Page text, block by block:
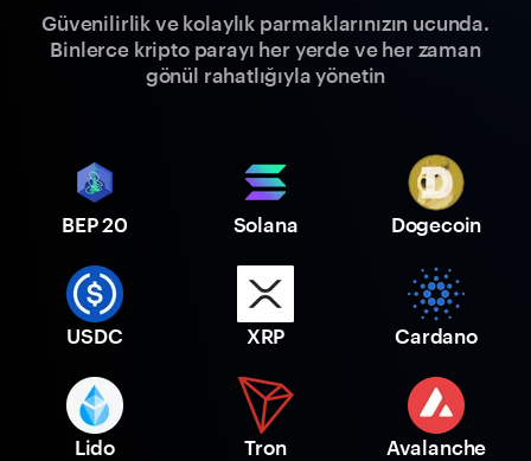
Güvenilirlik ve kolaylık parmaklarınızın ucunda.
Binlerce kripto parayı her yerde ve her zaman
gönül rahatlığıyla yönetin
BEP 20 Solana Dogecoin
USDC XRP Cardano
Lido Tron Avalanche